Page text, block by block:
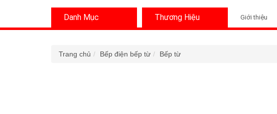
Danh Mục Thương Hiệu Giới thiệu
Trang chủ Bếp điện bếp từ Bếp từ